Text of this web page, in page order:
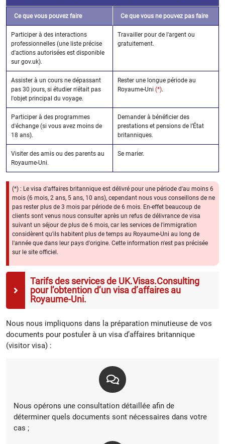
Ce que vous pouvez faire Ce que vous ne pouvez pas faire
Participer à des interactions
professionnelles (une liste précise
d'actions autorisées est disponible
sur gov.uk).
Travailler pour de l'argent ou
gratuitement.
Assister à un cours ne dépassant
pas 30 jours, si étudier n'était pas
l'objet principal du voyage.
Rester une longue période au
Royaume-Uni (*).
Participer à des programmes
d'échange (si vous avez moins de
18 ans).
Demander à bénéficier des
prestations et pensions de l’État
britanniques.
Visiter des amis ou des parents au
Royaume-Uni.
Se marier.
(*) : Le visa d'affaires britannique est délivré pour une période d'au moins 6
mois (6 mois, 2 ans, 5 ans, 10 ans), cependant nous vous conseillons de ne
pas rester plus de 3 mois par période de 6 mois. En-effet beaucoup de
clients sont venus nous consulter après un refus de délivrance de visa
suivant un séjour de plus de 6 mois, car les services de l'immigration
considèrent qu'ils habitent plus de temps au Royaume-Uni au long de
l'année que dans leur pays d'origine. Cette information n'est pas précisée
sur le site officiel.
Tarifs des services de UK.Visas.Consulting
pour l’obtention d’un visa d’affaires au
Royaume-Uni.
Nous nous impliquons dans la préparation minutieuse de vos
documents pour postuler à un visa d’affaires britannique
(visitor visa) :
Nous opérons une consultation détaillée afin de
déterminer quels documents sont nécessaires dans votre
cas ;